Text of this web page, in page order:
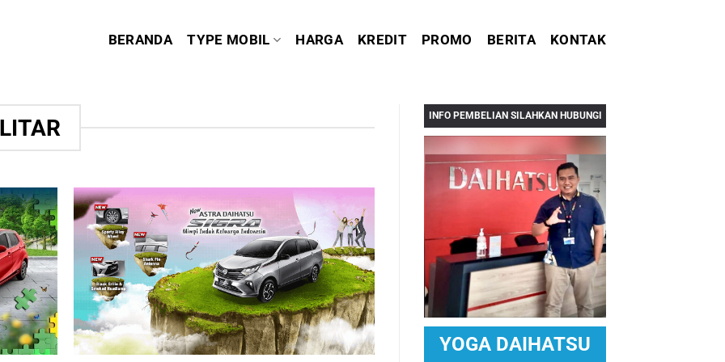
BERANDA TYPE MOBIL HARGA KREDIT PROMO BERITA KONTAK
INFO PEMBELIAN SILAHKAN HUBUNGI
YOGA DAIHATSU